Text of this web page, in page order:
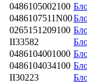
0486105002100
0486107511N00
0265151209100
II33582
0486104001000
0486104034100
II30223